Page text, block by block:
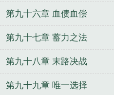
第九十六章 血债血偿
第九十七章 蓄力之法
第九十八章 末路决战
第九十九章 唯一选择